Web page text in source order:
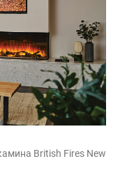
British Fires New